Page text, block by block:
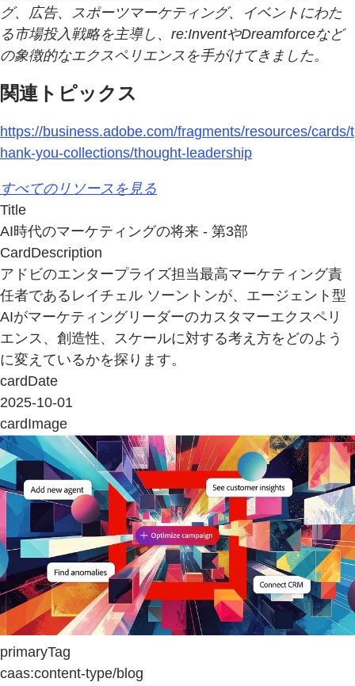
グ、広告、スポーツマーケティング、イベントにわた
る市場投入戦略を主導し、re:InventやDreamforceなど
の象徴的なエクスペリエンスを手がけてきました。
関連トピックス
https://business.adobe.com/fragments/resources/cards/t
hank-you-collections/thought-leadership
すべてのリソースを見る
Title
AI時代のマーケティングの将来 - 第3部
CardDescription
アドビのエンタープライズ担当最高マーケティング責
任者であるレイチェル ソーントンが、エージェント型
AIがマーケティングリーダーのカスタマーエクスペリ
エンス、創造性、スケールに対する考え方をどのよう
に変えているかを探ります。
cardDate
2025-10-01
cardImage
primaryTag
caas:content-type/blog